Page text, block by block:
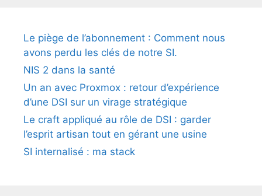
Le piège de l’abonnement : Comment nous
avons perdu les clés de notre SI.
NIS 2 dans la santé
Un an avec Proxmox : retour d’expérience
d’une DSI sur un virage stratégique
Le craft appliqué au rôle de DSI : garder
l’esprit artisan tout en gérant une usine
SI internalisé : ma stack